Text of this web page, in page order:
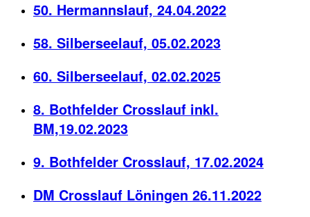
50. Hermannslauf, 24.04.2022
58. Silberseelauf, 05.02.2023
60. Silberseelauf, 02.02.2025
8. Bothfelder Crosslauf inkl.
BM,19.02.2023
9. Bothfelder Crosslauf, 17.02.2024
DM Crosslauf Löningen 26.11.2022